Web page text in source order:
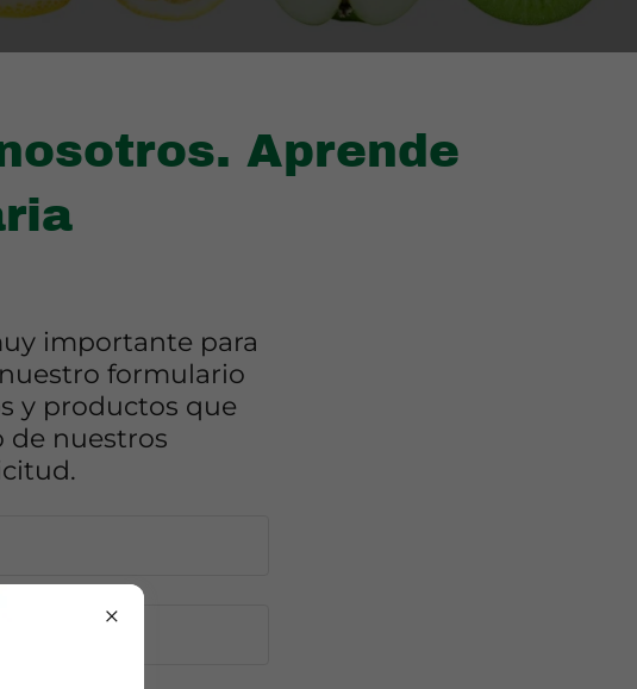
Aprende
importante para
formulario
y productos que
de nuestros